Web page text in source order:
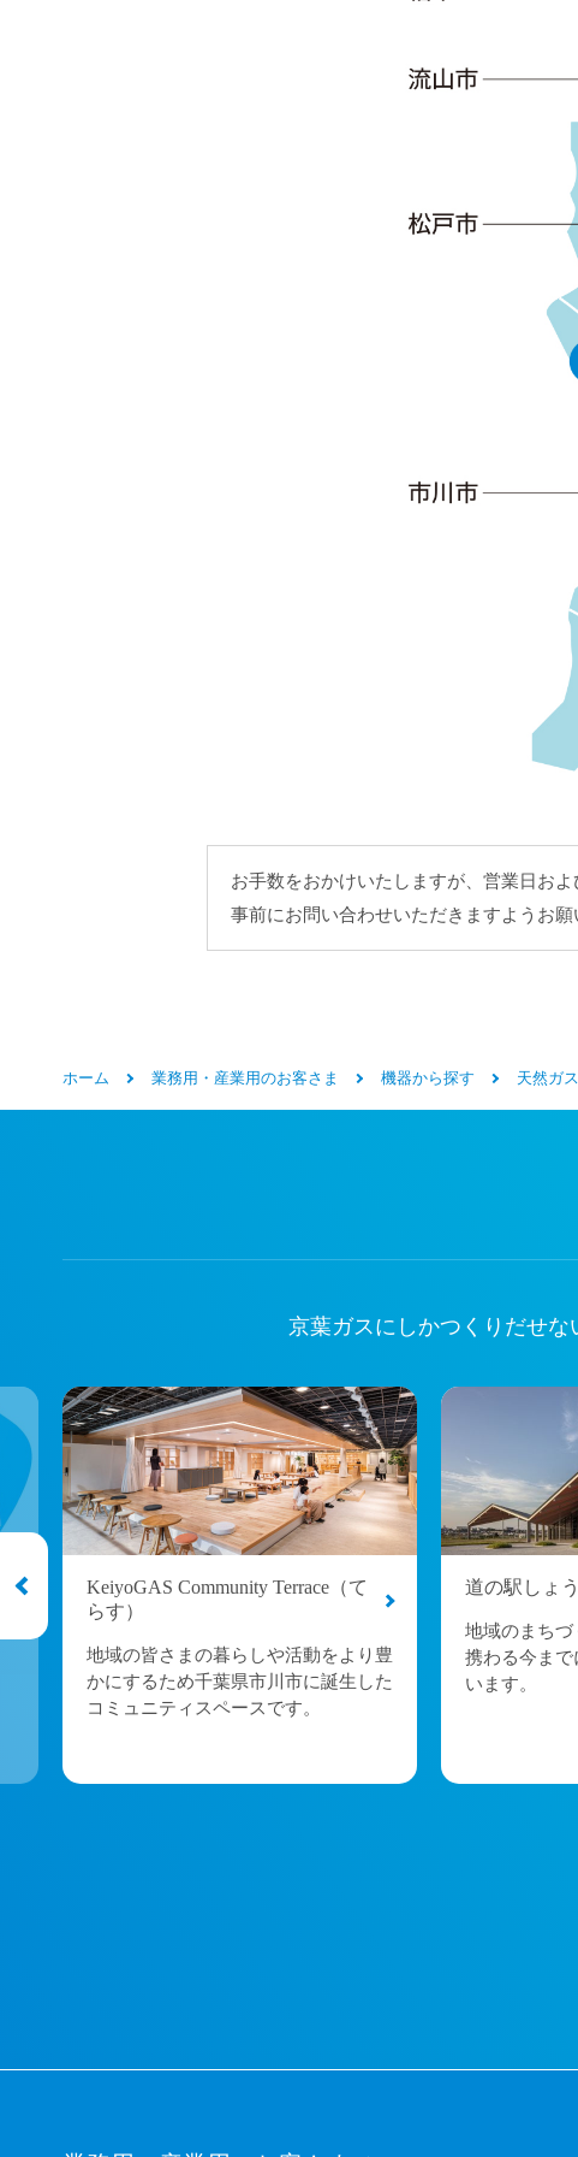
お手数をおかけいたしますが、営業日およ
事前にお問い合わせいただきますようお願
ホーム 業務用・産業用のお客さま 機器から探す 天然ガ
京葉ガスにしかつくりだせな
KeiyoGAS Community Terrace（て
らす）
地域の皆さまの暮らしや活動をより豊
かにするため千葉県市川市に誕生した
コミュニティスペースです。
道の駅しょ
地域のまちづ
携わる今まで
います。